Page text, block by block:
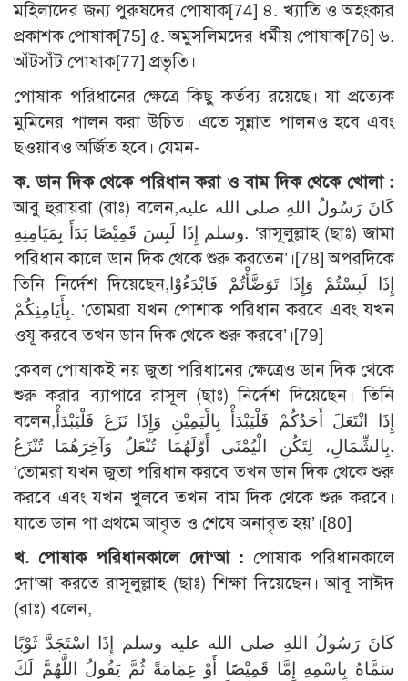
মহিলাদের জন্য পুরুষদের পোষাক[74] ৪. খ্যাতি ও অহংকার
প্রকাশক পোষাক[75] ৫. অমুসলিমদের ধর্মীয় পোষাক[76] ৬.
আঁটসাঁট পোষাক[77] প্রভৃতি।
পোষাক পরিধানের ক্ষেত্রে কিছু কর্তব্য রয়েছে। যা প্রত্যেক
মুমিনের পালন করা উচিত। এতে সুন্নাত পালনও হবে এবং
ছওয়াবও অর্জিত হবে। যেমন-
ক. ডান দিক থেকে পরিধান করা ও বাম দিক থেকে খোলা :
আবু হুরায়রা (রাঃ) বলেন,كَانَ رَسُولُ اللهِ صلى الله عليه
وسلم إِذَا لَبِسَ قَمِيْصًا بَدَأَ بِمَيَامِنِهِ. ‘রাসূলুল্লাহ (ছাঃ) জামা
পরিধান কালে ডান দিক থেকে শুরু করতেন’।[78] অপরদিকে
তিনি নির্দেশ দিয়েছেন,إِذَا لَبِسْتُمْ وَإِذَا تَوَضَّأْتُمْ فَابْدَءُوْا
بِأَيَامِنِكُمْ. ‘তোমরা যখন পোশাক পরিধান করবে এবং যখন
ওযূ করবে তখন ডান দিক থেকে শুরু করবে’।[79]
কেবল পোষাকই নয় জুতা পরিধানের ক্ষেত্রেও ডান দিক থেকে
শুরু করার ব্যাপারে রাসূল (ছাঃ) নির্দেশ দিয়েছেন। তিনি
বলেন,إِذَا انْتَعَلَ أَحَدُكُمْ فَلْيَبْدَأْ بِالْيَمِيْنِ وَإِذَا نَزَعَ فَلْيَبْدَأْ
بِالشِّمَالِ، لِتَكُنِ الْيُمْنَى أَوَّلَهُمَا تُنْعَلُ وَآخِرَهُمَا تُنْزَعُ.
‘তোমরা যখন জুতা পরিধান করবে তখন ডান দিক থেকে শুরু
করবে এবং যখন খুলবে তখন বাম দিক থেকে শুরু করবে।
যাতে ডান পা প্রথমে আবৃত ও শেষে অনাবৃত হয়’।[80]
খ. পোষাক পরিধানকালে দো‘আ : পোষাক পরিধানকালে
দো‘আ করতে রাসূলুল্লাহ (ছাঃ) শিক্ষা দিয়েছেন। আবূ সাঈদ
(রাঃ) বলেন,
كَانَ رَسُولُ اللهِ صلى الله عليه وسلم إِذَا اسْتَجَدَّ ثَوْبًا
سَمَّاهُ بِاسْمِهِ إِمَّا قَمِيْصًا أَوْ عِمَامَةً ثُمَّ يَقُولُ اللَّهُمَّ لَكَ